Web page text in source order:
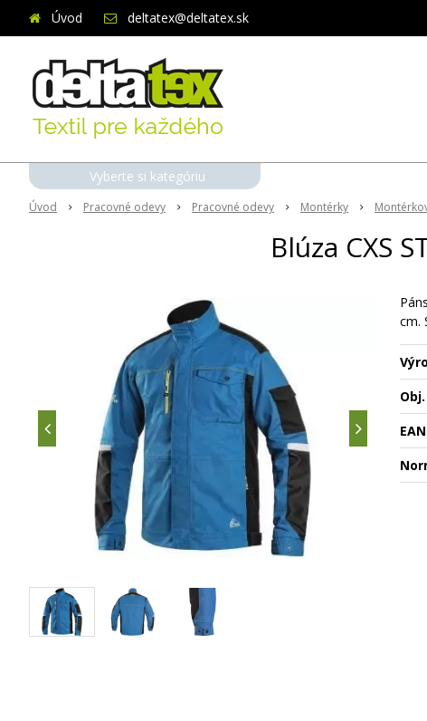
Úvod deltatex@deltatex.sk
Úvod Pracovné odevy Pracovné odevy Montérky
Blúza CXS
cm.
Vyberte si kategóriu